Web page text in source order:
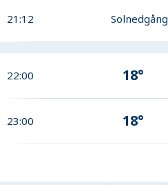
21:12 Solnedgång
22:00 18°
23:00 18°